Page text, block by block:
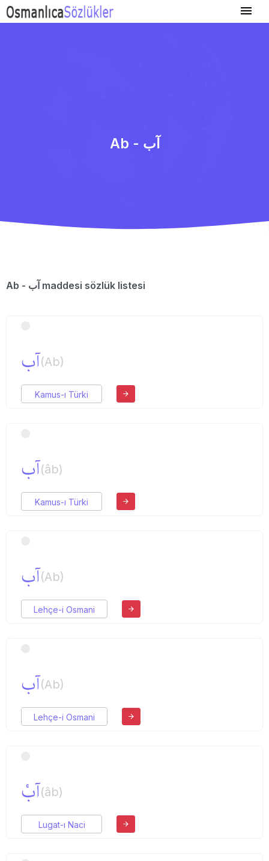
Ab - آب
Ab - آب maddesi sözlük listesi
آب(Ab)
Kamus-ı Türki
آب(âb)
Kamus-ı Türki
آب(Ab)
Lehçe-i Osmani
آب(Ab)
Lehçe-i Osmani
آبْ(âb)
Lugat-ı Naci